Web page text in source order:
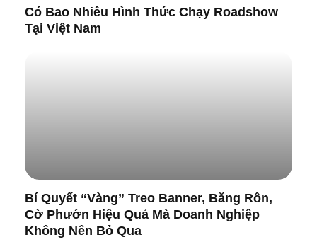
Có Bao Nhiêu Hình Thức Chạy Roadshow
Tại Việt Nam
Bí Quyết “Vàng” Treo Banner, Băng Rôn,
Cờ Phướn Hiệu Quả Mà Doanh Nghiệp
Không Nên Bỏ Qua